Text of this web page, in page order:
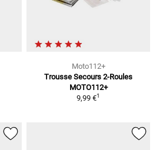
Moto112+
Trousse Secours 2-Roules
MOTO112+
9,99 €1